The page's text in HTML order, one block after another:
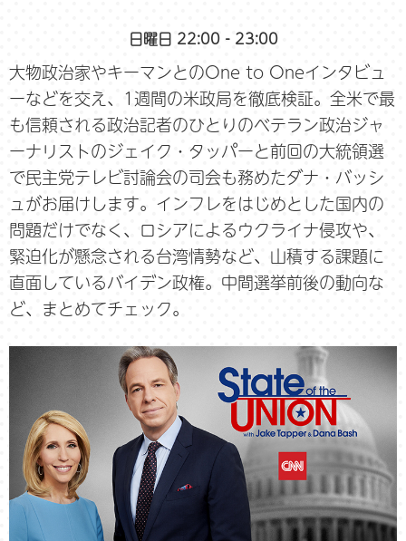
日曜日 22:00‐23:00
大物政治家やキーマンとのOne to Oneインタビュ
ーなどを交え、1週間の米政局を徹底検証。全米で最
も信頼される政治記者のひとりのベテラン政治ジャ
ーナリストのジェイク・タッパーと前回の大統領選
で民主党テレビ討論会の司会も務めたダナ・バッシ
ュがお届けします。インフレをはじめとした国内の
問題だけでなく、ロシアによるウクライナ侵攻や、
緊迫化が懸念される台湾情勢など、山積する課題に
直面しているバイデン政権。中間選挙前後の動向な
ど、まとめてチェック。